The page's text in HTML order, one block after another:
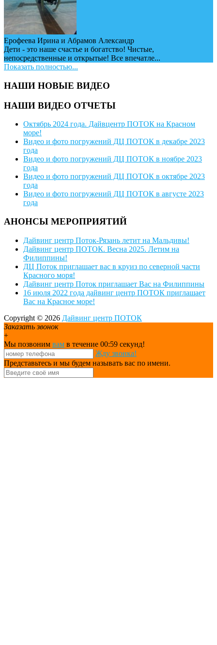
Ерофеева Ирина и Абрамов Александр
Дети - это наше счастье и богатство! Чистые,
непосредственные и открытые! Все впечатле...
Показать полностью...
НАШИ НОВЫЕ ВИДЕО
НАШИ ВИДЕО ОТЧЕТЫ
Октябрь 2024 года. Дайвцентр ПОТОК на Красном
море!
Видео и фото погружений ДЦ ПОТОК в декабре 2023
года
Видео и фото погружений ДЦ ПОТОК в ноябре 2023
года
Видео и фото погружений ДЦ ПОТОК в октябре 2023
года
Видео и фото погружений ДЦ ПОТОК в августе 2023
года
АНОНСЫ МЕРОПРИЯТИЙ
Дайвинг центр Поток-Рязань летит на Мальдивы!
Дайвинг центр ПОТОК. Весна 2025. Летим на
Филиппины!
ДЦ Поток приглашает вас в круиз по северной части
Красного моря!
Дайвинг центр Поток приглашает Вас на Филиппины
16 июля 2022 года дайвинг центр ПОТОК приглашает
Вас на Красное море!
Copyright © 2026 Дайвинг центр ПОТОК
Заказать звонок
+
Мы позвоним вам в течение 00:59 секунд!
Жду звонка!
Представьтесь и мы будем называть вас по имени.